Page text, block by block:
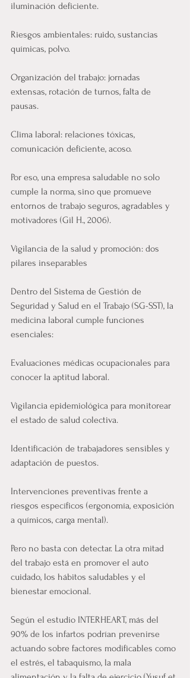
iluminación deficiente.
Riesgos ambientales: ruido, sustancias
químicas, polvo.
Organización del trabajo: jornadas
extensas, rotación de turnos, falta de
pausas.
Clima laboral: relaciones tóxicas,
comunicación deficiente, acoso.
Por eso, una empresa saludable no solo
cumple la norma, sino que promueve
entornos de trabajo seguros, agradables y
motivadores (Gil H., 2006).
Vigilancia de la salud y promoción: dos
pilares inseparables
Dentro del Sistema de Gestión de
Seguridad y Salud en el Trabajo (SG-SST), la
medicina laboral cumple funciones
esenciales:
Evaluaciones médicas ocupacionales para
conocer la aptitud laboral.
Vigilancia epidemiológica para monitorear
el estado de salud colectiva.
Identificación de trabajadores sensibles y
adaptación de puestos.
Intervenciones preventivas frente a
riesgos específicos (ergonomía, exposición
a químicos, carga mental).
Pero no basta con detectar. La otra mitad
del trabajo está en promover el auto
cuidado, los hábitos saludables y el
bienestar emocional.
Según el estudio INTERHEART, más del
90% de los infartos podrían prevenirse
actuando sobre factores modificables como
el estrés, el tabaquismo, la mala